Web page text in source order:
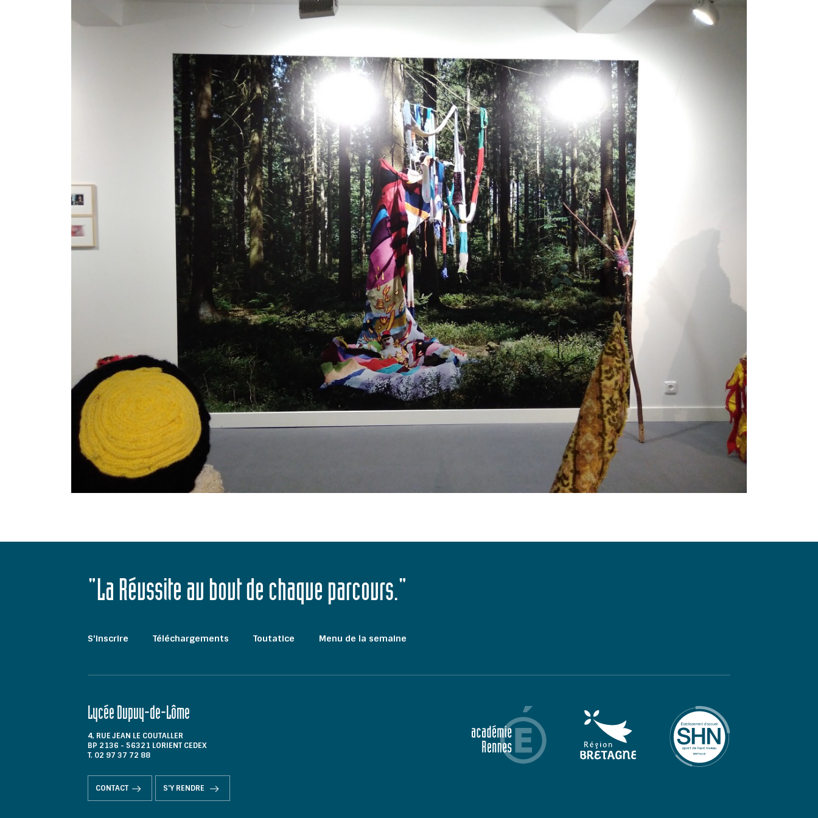
"La Réussite au bout de chaque parcours."
S'inscrire Téléchargements Toutatice Menu de la semaine
Lycée Dupuy-de-Lôme
4, RUE JEAN LE COUTALLER
BP 2136 - 56321 LORIENT CEDEX
T. 02 97 37 72 88
CONTACT S'Y RENDRE